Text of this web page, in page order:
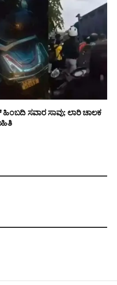
ಹಿಂಬದಿ ಸವಾರ ಸಾವು; ಲಾರಿ ಚಾಲಕ